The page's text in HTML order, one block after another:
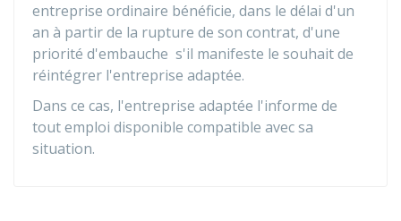
entreprise ordinaire bénéficie, dans le délai d'un
an à partir de la rupture de son contrat, d'une
priorité d'embauche s'il manifeste le souhait de
réintégrer l'entreprise adaptée.
Dans ce cas, l'entreprise adaptée l'informe de
tout emploi disponible compatible avec sa
situation.